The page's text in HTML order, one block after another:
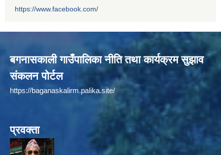
https://www.facebook.com/
बगनासकाली गाउँपालिका नीति तथा कार्यक्रम सुझाव
संकलन पोर्टल
https://baganaskalirm.palika.site/
प्रवक्ता